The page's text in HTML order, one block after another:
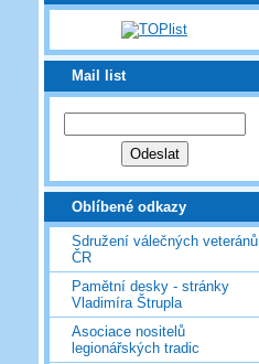
Mail list
Oblíbené odkazy
Sdružení válečných veteránů
ČR
Pamětní desky - stránky
Vladimíra Štrupla
Asociace nositelů
legionářských tradic